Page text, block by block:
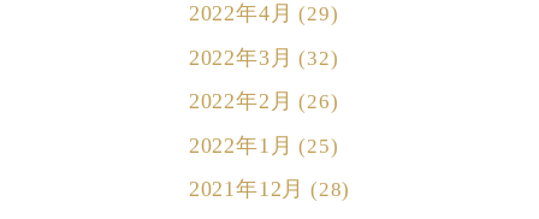
2022年4月 (29)
2022年3月 (32)
2022年2月 (26)
2022年1月 (25)
2021年12月 (28)